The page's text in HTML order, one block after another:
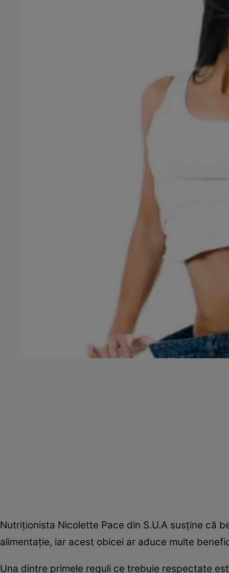
Nutriţionista Nicolette Pace din S.U.A susţine că
alimentaţie, iar acest obicei ar aduce multe
Una dintre primele reguli ce trebuie respectate